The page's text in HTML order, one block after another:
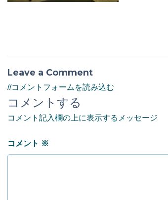
Leave a Comment
//コメントフォームを読み込む
コメントする
コメント記入欄の上に表示するメッセージ
コメント ※